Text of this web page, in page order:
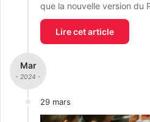
que la nouvelle version du
Lire cet article
Mar
- 2024 -
29 mars